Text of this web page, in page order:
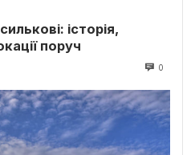
історія,
поруч
0